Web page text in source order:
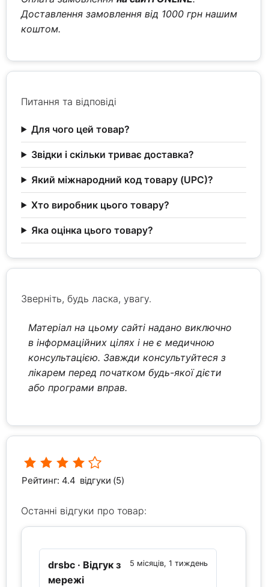
Доставлення замовлення від 1000 грн нашим
коштом.
Питання та відповіді
Для чого цей товар?
Звідки і скільки триває доставка?
Який міжнародний код товару (UPC)?
Хто виробник цього товару?
Яка оцінка цього товару?
Зверніть, будь ласка, увагу.
Матеріал на цьому сайті надано виключно
в інформаційних цілях і не є медичною
консультацією. Завжди консультуйтеся з
лікарем перед початком будь-якої дієти
або програми вправ.
Рейтинг: 4.4 відгуки (5)
Останні відгуки про товар:
5 місяців, 1 тиждень
drsbc · Відгук з
мережі